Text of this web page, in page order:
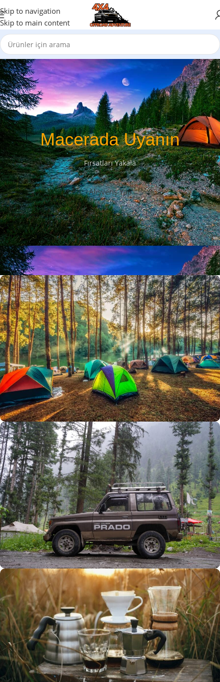
Skip to navigation
Skip to main content
Macerada Uyanın
Fırsatları Yakala
Alışveriş Yap
Büyük Yaz İndirimi
0
Günler
00
Hr
00
Min
00
SSK
Alışverişe Başla
ARAÇ AKSESUARLARI
SATIŞ VE MONTAJ
Keşfet